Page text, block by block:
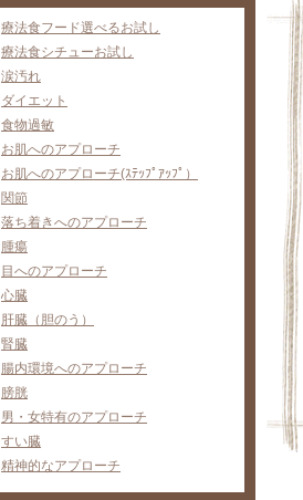
療法食フード選べるお試し
療法食シチューお試し
涙汚れ
ダイエット
食物過敏
お肌へのアプローチ
お肌へのアプローチ(ｽﾃｯﾌﾟｱｯﾌﾟ）
関節
落ち着きへのアプローチ
腫瘍
目へのアプローチ
心臓
肝臓（胆のう）
腎臓
腸内環境へのアプローチ
膀胱
男・女特有のアプローチ
すい臓
精神的なアプローチ